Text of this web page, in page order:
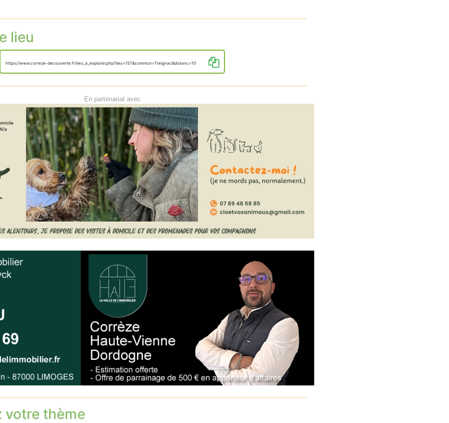
lieu
https://www.correze-decouverte.fr/lieu_a_explorer.php?lieu=157&commun=Treignac&distanc=10
En partenariat avec
votre thème